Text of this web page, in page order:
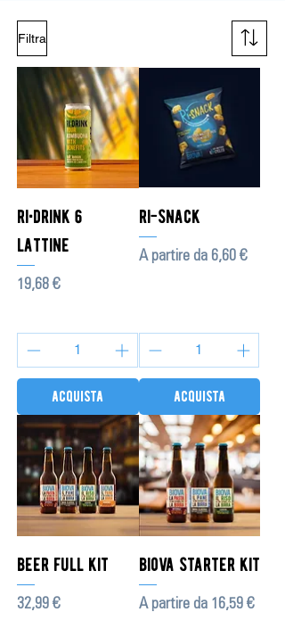
Filtra
ri•drink 6
lattine
Prezzo
19,68 €
acquista
ri-snack
A partire da 6,60 €
Prezzo scontato
acquista
beer full kit
Prezzo
32,99 €
biova starter kit
A partire da 16,59 €
Prezzo scontato